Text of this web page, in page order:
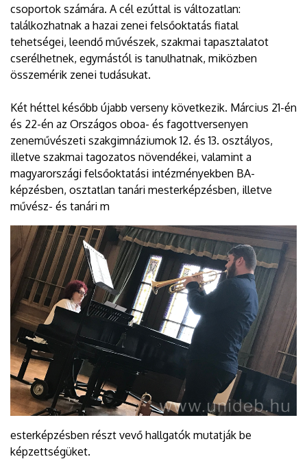
csoportok számára. A cél ezúttal is változatlan:
találkozhatnak a hazai zenei felsőoktatás fiatal
tehetségei, leendő művészek, szakmai tapasztalatot
cserélhetnek, egymástól is tanulhatnak, miközben
összemérik zenei tudásukat.
Két héttel később újabb verseny következik. Március 21-én
és 22-én az Országos oboa- és fagottversenyen
zeneművészeti szakgimnáziumok 12. és 13. osztályos,
illetve szakmai tagozatos növendékei, valamint a
magyarországi felsőoktatási intézményekben BA-
képzésben, osztatlan tanári mesterképzésben, illetve
művész- és tanári m
esterképzésben részt vevő hallgatók mutatják be
képzettségüket.